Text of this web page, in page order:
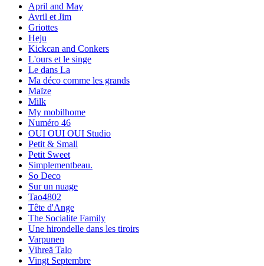
April and May
Avril et Jim
Griottes
Heju
Kickcan and Conkers
L'ours et le singe
Le dans La
Ma déco comme les grands
Maïze
Milk
My mobilhome
Numéro 46
OUI OUI OUI Studio
Petit & Small
Petit Sweet
Simplementbeau.
So Deco
Sur un nuage
Tao4802
Tête d'Ange
The Socialite Family
Une hirondelle dans les tiroirs
Varpunen
Vihreä Talo
Vingt Septembre